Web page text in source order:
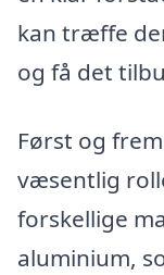
kan træffe
og få det
Først og
væsentlig
forskellige
aluminium,